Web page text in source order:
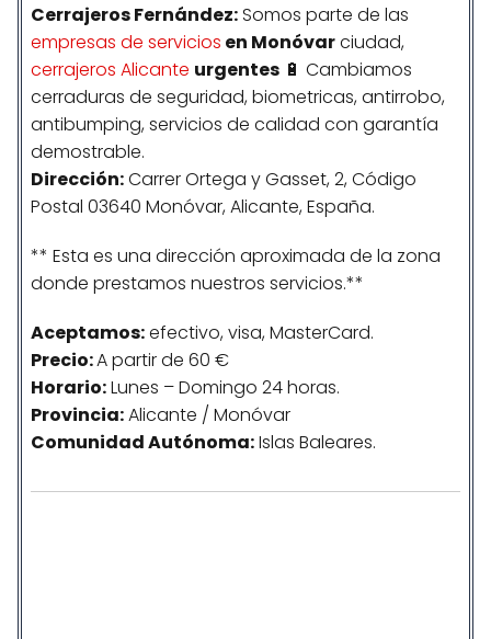
CerrajerosFernández:Somos parte de las
empresas de servicios en Monóvarciudad,
cerrajeros Alicante urgentes 🔋 Cambiamos
cerraduras de seguridad, biometricas, antirrobo,
antibumping, servicios de calidad con garantía
demostrable.
Dirección:Carrer Ortega y Gasset, 2, Código
Postal 03640 Monóvar, Alicante, España.
** Esta es una dirección aproximada de la zona
donde prestamos nuestros servicios.**
Aceptamos:efectivo, visa, MasterCard.
Precio:A partir de 60 €
Horario:Lunes – Domingo 24 horas.
Provincia:Alicante / Monóvar
ComunidadAutónoma:Islas Baleares.